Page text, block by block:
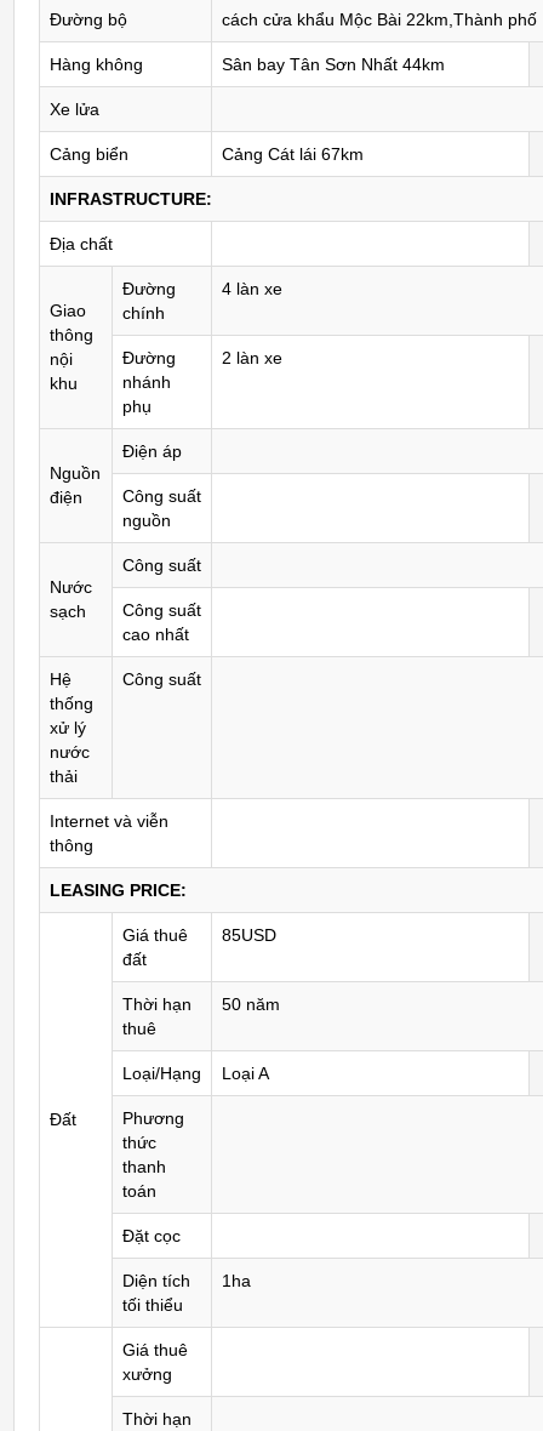
Đường bộ cách cửa khẩu Mộc Bài 22km,Thành
Hàng không Sân bay Tân Sơn Nhất 44km
Xe lửa
Cảng biển Cảng Cát lái 67km
INFRASTRUCTURE:
Địa chất
Giao
thông
nội
khu
Đường
chính
4 làn xe
Đường
nhánh
phụ
2 làn xe
Nguồn
điện
Điện áp
Công suất
nguồn
Nước
sạch
Công suất
Công suất
cao nhất
Hệ
thống
xử lý
nước
thải
Công suất
Internet và viễn
thông
LEASING PRICE:
Đất
Giá thuê
đất
85USD
Thời hạn
thuê
50 năm
Loại/Hạng Loại A
Phương
thức
thanh
toán
Đặt cọc
Diện tích
tối thiểu
1ha
Giá thuê
xưởng
Thời hạn